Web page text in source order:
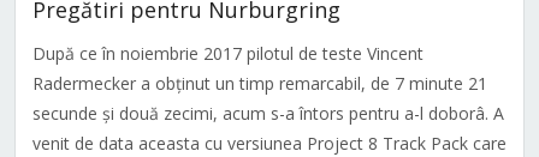
Pregătiri pentru Nurburgring
După ce în noiembrie 2017 pilotul de teste Vincent
Radermecker a obținut un timp remarcabil, de 7 minute 21
secunde și două zecimi, acum s-a întors pentru a-l doborâ. A
venit de data aceasta cu versiunea Project 8 Track Pack care